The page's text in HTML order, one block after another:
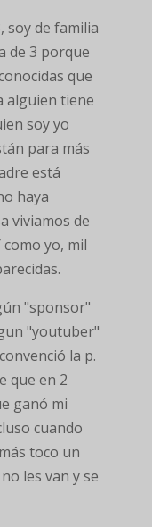
soy de familia
de 3 porque
que
alguien tiene
soy yo
para más
está
haya
viviamos de
como yo, mil
"sponsor"
"youtuber"
la p.
que en 2
ganó mi
cuando
toco un
les van y se